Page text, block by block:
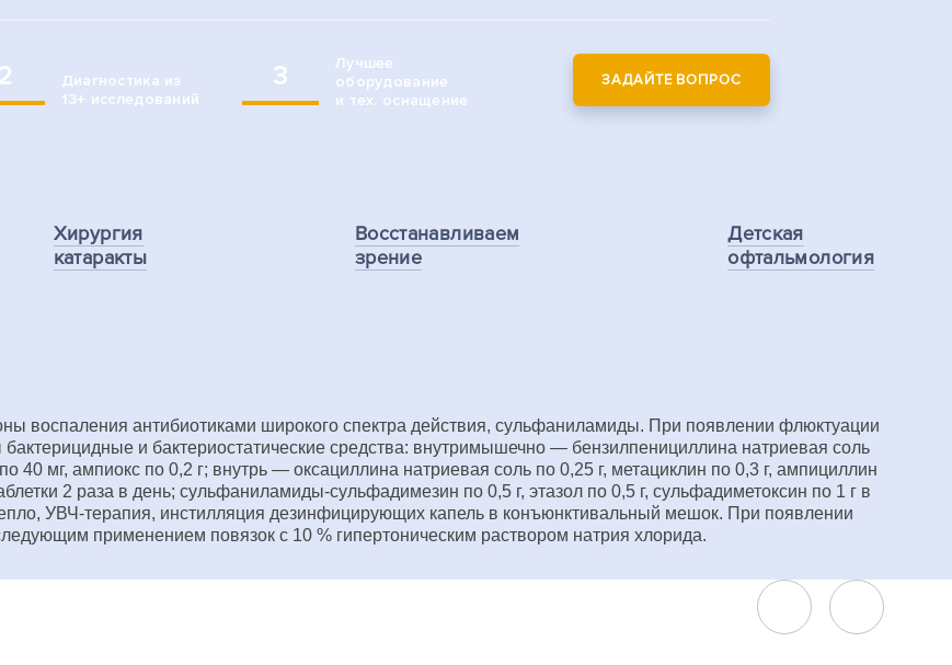
Диагностика из
13+ исследований
3
Лучшее
оборудование
и тех. оснащение
ЗАДАЙТЕ ВОПРОС
Хирургия
катаракты
Восстанавливаем
зрение
Детская
офтальмология
воспаления антибиотиками широкого спектра действия, сульфаниламиды. При появлении флюктуации
и бактериостатические средства: внутримышечно — бензилпенициллина натриевая соль
40 мг, ампиокс по 0,2 г; внутрь — оксациллина натриевая соль по 0,25 г, метациклин по 0,3 г, ампициллин
2 раза в день; сульфаниламиды-сульфадимезин по 0,5 г, этазол по 0,5 г, сульфадиметоксин по 1 г в
УВЧ-терапия, инстилляция дезинфицирующих капель в конъюнктивальный мешок. При появлении
применением повязок с 10 % гипертоническим раствором натрия хлорида.